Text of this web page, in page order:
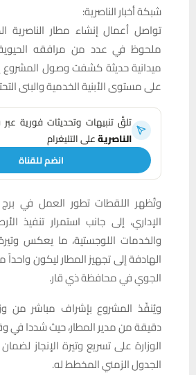
شبكة أخبار الناصرية:
تواصل أعمال إنشاء مطار الناصرية
ملحوظ في عدد من مرافقه
ميدانية حديثة كشفت وصول
على مستوى الأبنية الخدمية والبنى
تلقَّ تنبيهات وتحديثات فورية عبر
الناصريةعلى التليغرام
انضم للقناة
وتُظهر اللقطات تطور العمل في برج
الإداري، إلى جانب استمرار تنفيذ
والخدمات اللوجستية، ما يعكس
الهادفة إلى تجهيز المطار ليكون واحداً
الجوي في محافظة ذي قار.
ويُنفّذ المشروع بإشراف مباشر من
دقيقة من مدير المطار، حيث شددا
الوزارة على تسريع وتيرة الإنجاز
الجدول الزمني المخطط له.